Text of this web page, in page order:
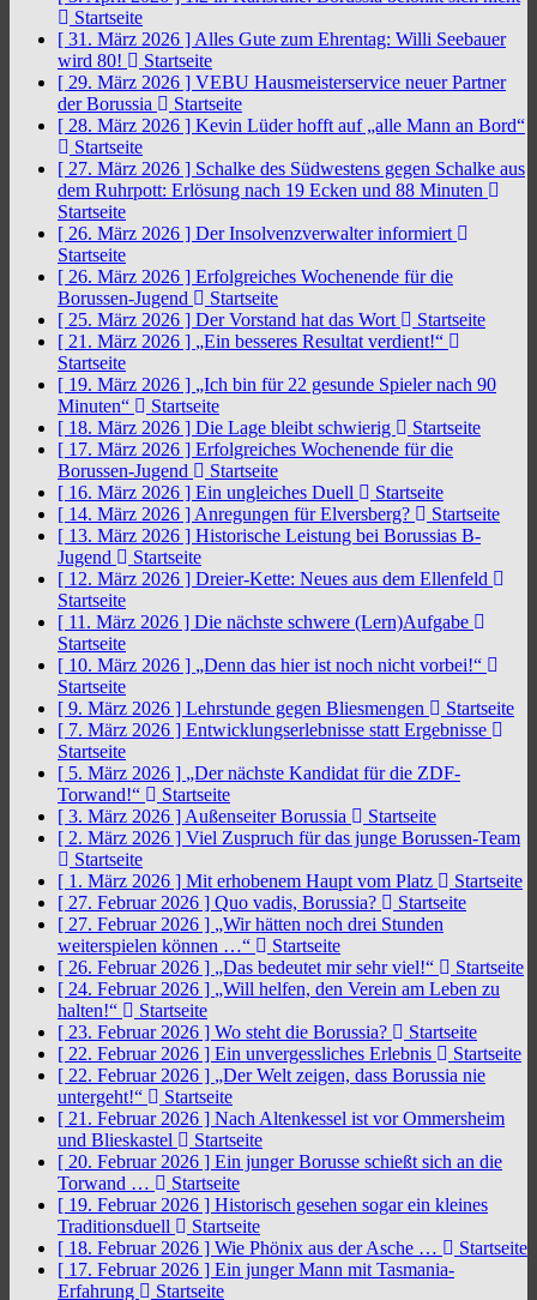
Startseite
[ 31. März 2026 ] Alles Gute zum Ehrentag: Willi Seebauer
wird 80!
Startseite
[ 29. März 2026 ] VEBU Hausmeisterservice neuer Partner
der Borussia
Startseite
[ 28. März 2026 ] Kevin Lüder hofft auf „alle Mann an Bord“
Startseite
[ 27. März 2026 ] Schalke des Südwestens gegen Schalke aus
dem Ruhrpott: Erlösung nach 19 Ecken und 88 Minuten
Startseite
[ 26. März 2026 ] Der Insolvenzverwalter informiert
Startseite
[ 26. März 2026 ] Erfolgreiches Wochenende für die
Borussen-Jugend
Startseite
[ 25. März 2026 ] Der Vorstand hat das Wort
Startseite
[ 21. März 2026 ] „Ein besseres Resultat verdient!“
Startseite
[ 19. März 2026 ] „Ich bin für 22 gesunde Spieler nach 90
Minuten“
Startseite
[ 18. März 2026 ] Die Lage bleibt schwierig
Startseite
[ 17. März 2026 ] Erfolgreiches Wochenende für die
Borussen-Jugend
Startseite
[ 16. März 2026 ] Ein ungleiches Duell
Startseite
[ 14. März 2026 ] Anregungen für Elversberg?
Startseite
[ 13. März 2026 ] Historische Leistung bei Borussias B-
Jugend
Startseite
[ 12. März 2026 ] Dreier-Kette: Neues aus dem Ellenfeld
Startseite
[ 11. März 2026 ] Die nächste schwere (Lern)Aufgabe
Startseite
[ 10. März 2026 ] „Denn das hier ist noch nicht vorbei!“
Startseite
[ 9. März 2026 ] Lehrstunde gegen Bliesmengen
Startseite
[ 7. März 2026 ] Entwicklungserlebnisse statt Ergebnisse
Startseite
[ 5. März 2026 ] „Der nächste Kandidat für die ZDF-
Torwand!“
Startseite
[ 3. März 2026 ] Außenseiter Borussia
Startseite
[ 2. März 2026 ] Viel Zuspruch für das junge Borussen-Team
Startseite
[ 1. März 2026 ] Mit erhobenem Haupt vom Platz
Startseite
[ 27. Februar 2026 ] Quo vadis, Borussia?
Startseite
[ 27. Februar 2026 ] „Wir hätten noch drei Stunden
weiterspielen können …“
Startseite
[ 26. Februar 2026 ] „Das bedeutet mir sehr viel!“
Startseite
[ 24. Februar 2026 ] „Will helfen, den Verein am Leben zu
halten!“
Startseite
[ 23. Februar 2026 ] Wo steht die Borussia?
Startseite
[ 22. Februar 2026 ] Ein unvergessliches Erlebnis
Startseite
[ 22. Februar 2026 ] „Der Welt zeigen, dass Borussia nie
untergeht!“
Startseite
[ 21. Februar 2026 ] Nach Altenkessel ist vor Ommersheim
und Blieskastel
Startseite
[ 20. Februar 2026 ] Ein junger Borusse schießt sich an die
Torwand …
Startseite
[ 19. Februar 2026 ] Historisch gesehen sogar ein kleines
Traditionsduell
Startseite
[ 18. Februar 2026 ] Wie Phönix aus der Asche …
Startseite
[ 17. Februar 2026 ] Ein junger Mann mit Tasmania-
Erfahrung
Startseite